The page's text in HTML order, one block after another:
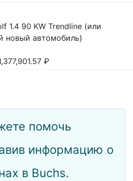
1.4 90 KW Trendline (или
новый автомобиль)
₽
помочь
информацию о
в Buchs.